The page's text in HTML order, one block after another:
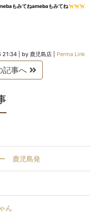
もみてねamebaもみてね
21:34 by 鹿児島店 Perma Link
記事へ
鹿児島発
ん